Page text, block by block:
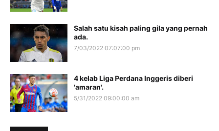
Salah satu kisah paling gila yang pernah
ada.
7/03/2022 07:07:00 pm
4 kelab Liga Perdana Inggeris diberi
'amaran'.
5/31/2022 09:00:00 am